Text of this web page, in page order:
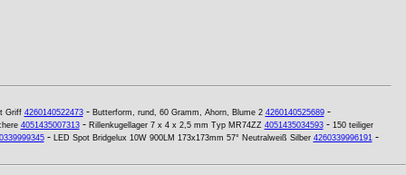
Griff 4260140522473- Butterform, rund, 60 Gramm, Ahorn, Blume 2 4260140525689-
4051435007313- Rillenkugellager 7 x 4 x 2,5 mm Typ MR74ZZ 4051435034593- 150 teiliger
- LED Spot Bridgelux 10W 900LM 173x173mm 57° Neutralweiß Silber 4260339996191-